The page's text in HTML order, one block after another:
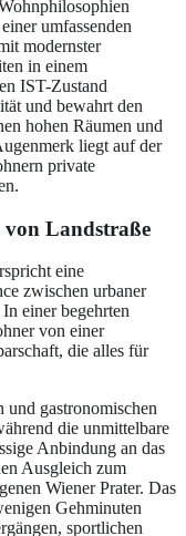
umfassenden
modernster
in einem
IST-Zustand
und bewahrt den
hohen Räumen und
liegt auf der
private
von Landstraße
eine
zwischen urbaner
einer begehrten
von einer
die alles für
gastronomischen
die unmittelbare
Anbindung an das
Ausgleich zum
Wiener Prater. Das
Gehminuten
sportlichen